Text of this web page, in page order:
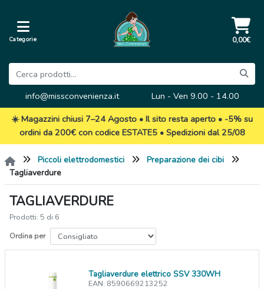
Categorie 0,00€
info@missconvenienza.it
Lun - Ven 9.00 - 14.00
☀️ Magazzini chiusi 7–24 Agosto • Il sito resta aperto • -5% su
ordini da 200€ con codice ESTATE5 • Spedizioni dal 25/08
Piccoli elettrodomestici
Preparazione dei cibi
Tagliaverdure
TAGLIAVERDURE
Prodotti: 5 di 6
Ordina per
Tagliaverdure elettrico SSV 330WH
EAN: 8590669213252